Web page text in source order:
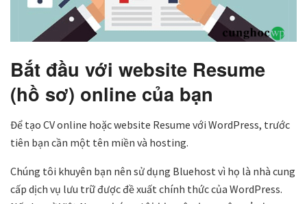
Bắt đầu với website Resume
(hồ sơ) online của bạn
Để tạo CV online hoặc website Resume với WordPress, trước
tiên bạn cần một tên miền và hosting.
Chúng tôi khuyên bạn nên sử dụng Bluehost vì họ là nhà cung
cấp dịch vụ lưu trữ được đề xuất chính thức của WordPress.